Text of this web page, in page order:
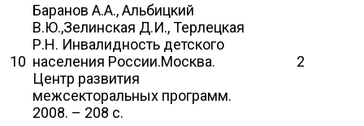
10
Баранов А.А., Альбицкий
В.Ю.,Зелинская Д.И., Терлецкая
Р.Н. Инвалидность детского
населения России.Москва.
Центр развития
межсекторальных программ.
2008. – 208 с.
2